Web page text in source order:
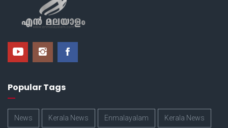
Popular Tags
News Kerala News Enmalayalam Kerala News